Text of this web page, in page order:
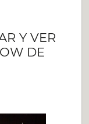
Y VER
DE